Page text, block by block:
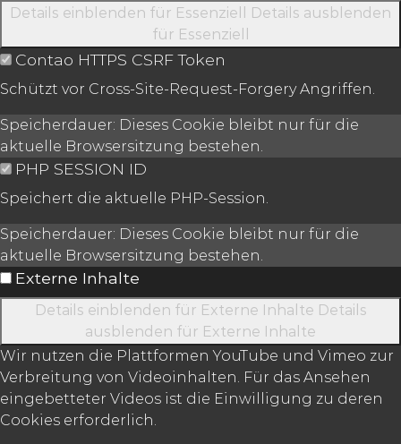
Details einblenden für Essenziell
Details ausblenden
für Essenziell
Contao HTTPS CSRF Token
Schützt vor Cross-Site-Request-Forgery Angriffen.
Speicherdauer: Dieses Cookie bleibt nur für die
aktuelle Browsersitzung bestehen.
PHP SESSION ID
Speichert die aktuelle PHP-Session.
Speicherdauer: Dieses Cookie bleibt nur für die
aktuelle Browsersitzung bestehen.
Externe Inhalte
Details einblenden für Externe Inhalte Details
ausblenden für Externe Inhalte
Wir nutzen die Plattformen YouTube und Vimeo zur
Verbreitung von Videoinhalten. Für das Ansehen
eingebetteter Videos ist die Einwilligung zu deren
Cookies erforderlich.